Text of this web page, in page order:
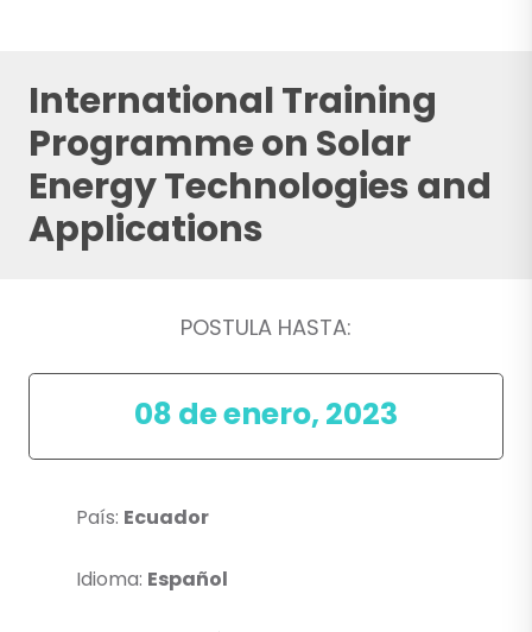
International Training
Programme on Solar
Energy Technologies and
Applications
POSTULA HASTA:
08 de enero, 2023
País: Ecuador
Idioma: Español